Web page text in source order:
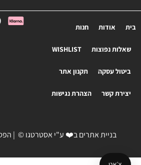
בית אודות חנות
שאלות נפוצות WISHLIST
ביטול עסקה תקנון אתר
יצירת קשר הצהרת נגישות
בניית אתריםב❤️ ע"יאסטרטגו© |